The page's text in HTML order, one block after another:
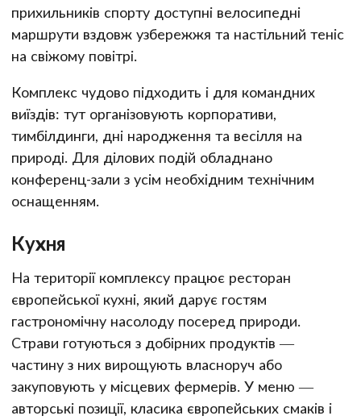
прихильників спорту доступні велосипедні
маршрути вздовж узбережжя та настільний теніс
на свіжому повітрі.
Комплекс чудово підходить і для командних
виїздів: тут організовують корпоративи,
тимбілдинги, дні народження та весілля на
природі. Для ділових подій обладнано
конференц-зали з усім необхідним технічним
оснащенням.
Кухня
На території комплексу працює ресторан
європейської кухні, який дарує гостям
гастрономічну насолоду посеред природи.
Страви готуються з добірних продуктів —
частину з них вирощують власноруч або
закуповують у місцевих фермерів. У меню —
авторські позиції, класика європейських смаків і